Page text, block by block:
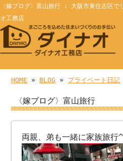
〈嫁ブログ〉富山旅行 : 大阪市東住吉区で
オ工務店
HOME » BLOG » プライベート日記
〈嫁ブログ〉富山旅行
両親、弟も一緒に家族旅